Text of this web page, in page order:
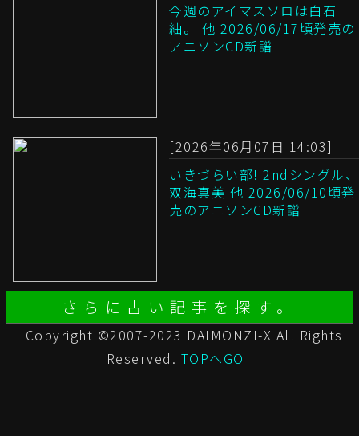
今週のアイマスソロは白石
紬。 他 2026/06/17頃発売の
アニソンCD新譜
[2026年06月07日 14:03]
いきづらい部! 2ndシングル、
双海真美 他 2026/06/10頃発
売のアニソンCD新譜
さらに古い記事を探す。
Copyright ©2007-2023 DAIMONZI-X All Rights
Reserved. TOPへGO